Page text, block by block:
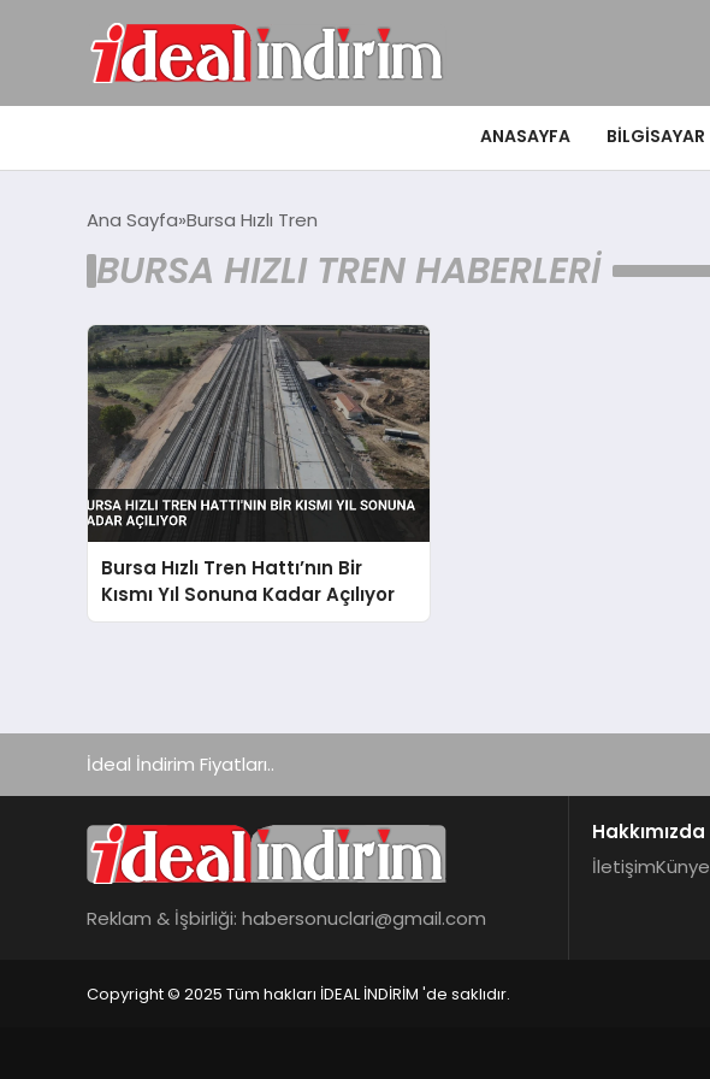
ANASAYFA BILGISAYAR
Ana Sayfa Bursa Hızlı Tren
BURSA HIZLI TREN HABERLERI
Bursa Hızlı Tren Hattı’nın Bir
Kısmı Yıl Sonuna Kadar Açılıyor
İdeal İndirim Fiyatları..
Reklam & İşbirliği: habersonuclari@gmail.com
Hakkımızda
İletişimKünye
Copyright © 2025 Tüm hakları İDEAL İNDİRİM 'de saklıdır.